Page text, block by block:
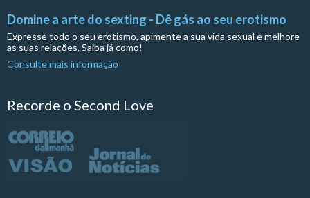
Domine a arte do sexting - Dê gás ao seu erotismo
Expresse todo o seu erotismo, apimente a sua vida sexual e melhore
as suas relações. Saiba já como!
Consulte mais informação
Recorde o Second Love